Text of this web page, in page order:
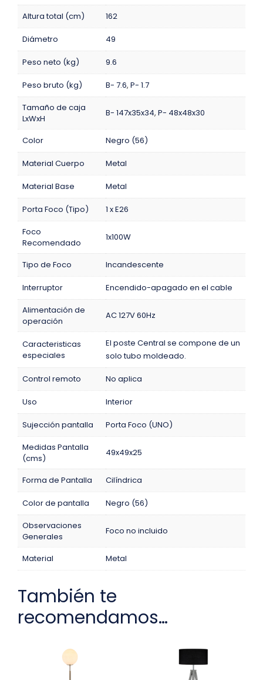
Altura total (cm) 162
Diámetro 49
Peso neto (kg) 9.6
Peso bruto (kg) B- 7.6, P- 1.7
Tamaño de caja
LxWxH
B- 147x35x34, P- 48x48x30
Color Negro (56)
Material Cuerpo Metal
Material Base Metal
Porta Foco (Tipo)
1 x E26
Foco
Recomendado
1x100W
Tipo de Foco Incandescente
Interruptor
Encendido-apagado en el cable
Alimentación de
operación
AC 127V 60Hz
Caracteristicas
especiales
El poste Central se compone de un
solo tubo moldeado.
Control remoto No aplica
Uso Interior
Sujección pantalla
Porta Foco (UNO)
Medidas Pantalla
(cms)
49x49x25
Forma de Pantalla Cilíndrica
Color de pantalla
Negro (56)
Observaciones
Generales
Foco no incluido
Material Metal
También te
recomendamos…